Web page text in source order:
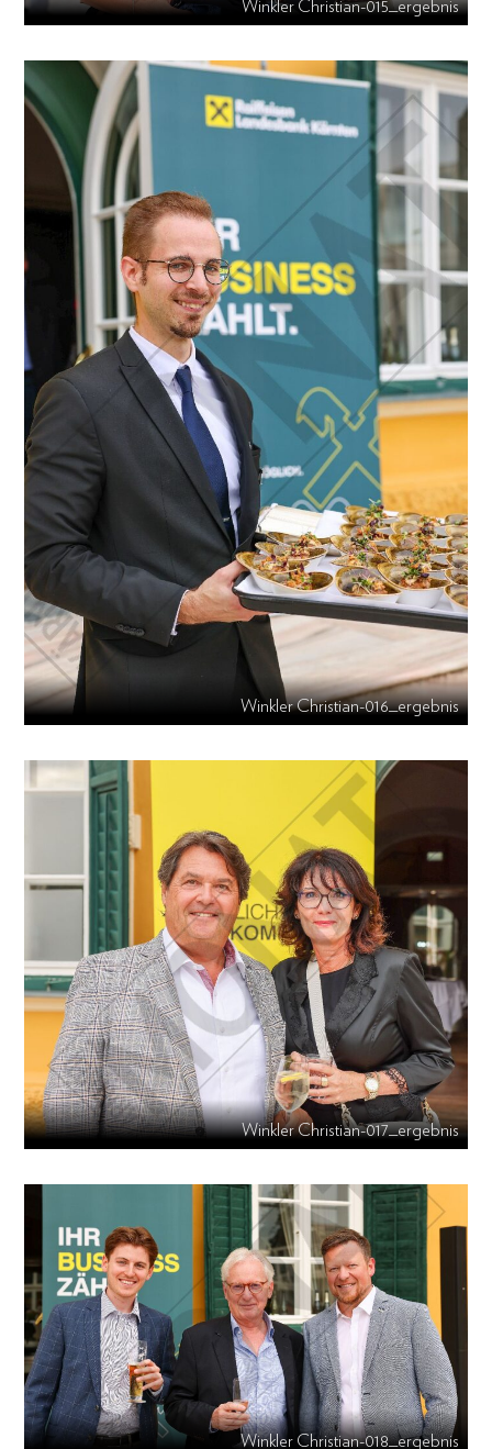
Winkler Christian-015_ergebnis
Winkler Christian-016_ergebnis
Winkler Christian-017_ergebnis
Winkler Christian-018_ergebnis